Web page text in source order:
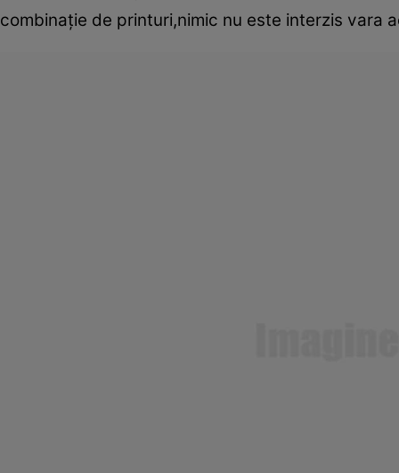
combinaţie de printuri,nimic nu este interzis vara